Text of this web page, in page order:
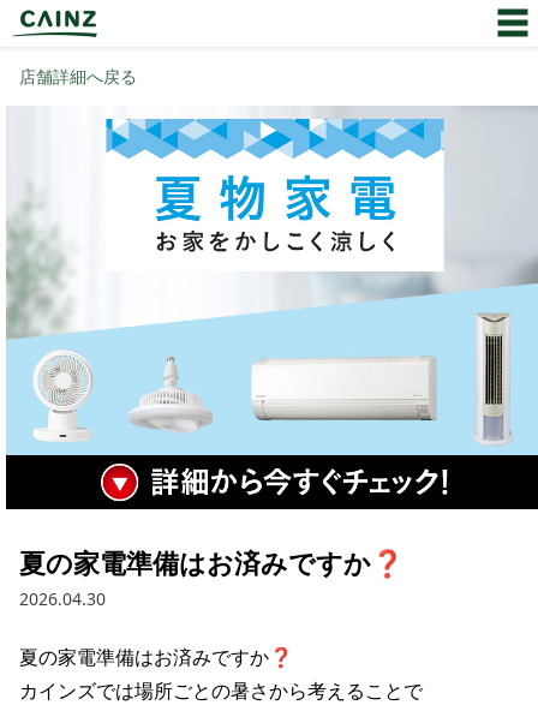
店舗詳細へ戻る
夏の家電準備はお済みですか❓
2026.04.30
夏の家電準備はお済みですか❓
カインズでは場所ごとの暑さから考えることで